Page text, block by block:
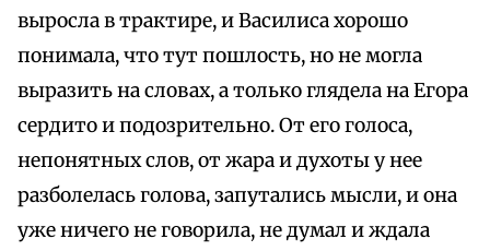
выросла в трактире, и Василиса хорошо
понимала, что тут пошлость, но не могла
выразить на словах, а только глядела на Егора
сердито и подозрительно. От его голоса,
непонятных слов, от жара и духоты у нее
разболелась голова, запутались мысли, и она
уже ничего не говорила, не думал и ждала